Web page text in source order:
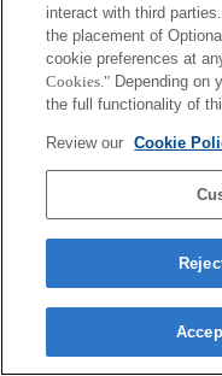
interact with third
the placement of
cookie preferences at
Cookies." Depending on
the full functionality of
Review our Cookie